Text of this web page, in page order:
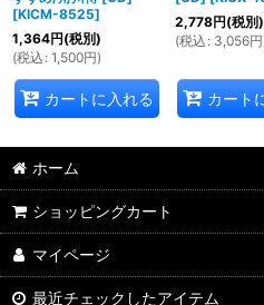
[KICM-8525]
1,364円(税別)
(税込 : 1,500円)
カートに入れる
2,778円(税別)
(税込 : 3,056円
カート
ホーム
ショッピングカート
マイページ
最近チェックしたアイテム